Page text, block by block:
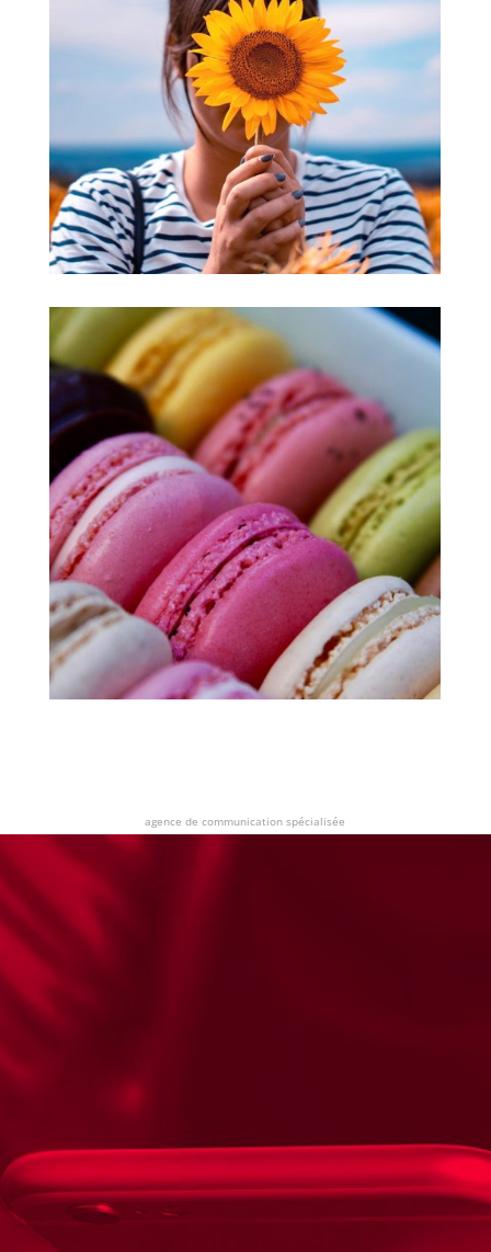
agence de communication spécialisée